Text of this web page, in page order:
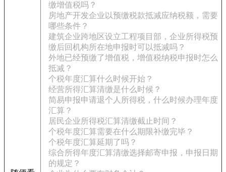
缴增值税吗？
房地产开发企业以预缴税款抵减应纳税额，需要
哪些条件？
建筑企业跨地区设立工程项目部，企业所得税预
缴后回机构所在地申报时可以抵减吗？
外地已经预缴了增值税，增值税纳税申报时怎么
抵减？
个税年度汇算什么时候开始？
经营所得汇算清缴是什么时候？
简易申报申请退个人所得税，什么时候办理年度
汇算？
居民企业所得税汇算清缴截止时间？
个税年度汇算需要在什么期限补缴完毕？
个税年度汇算延期了吗？
综合所得年度汇算清缴选择邮寄申报，申报日期
的规定？